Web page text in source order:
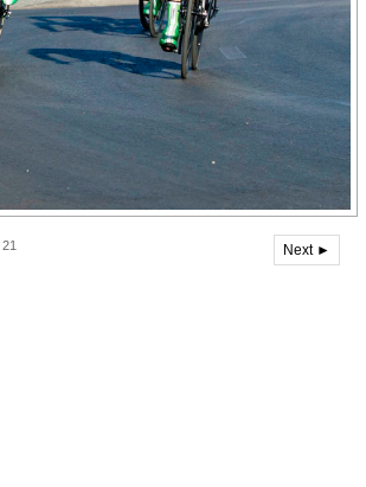
Next ►